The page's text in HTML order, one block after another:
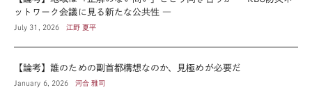
ットワーク会議に見る新たな公共性 ―
July 31, 2026 江野 夏平
【論考】誰のための副首都構想なのか、見極めが必要だ
January 6, 2026 河合 雅司